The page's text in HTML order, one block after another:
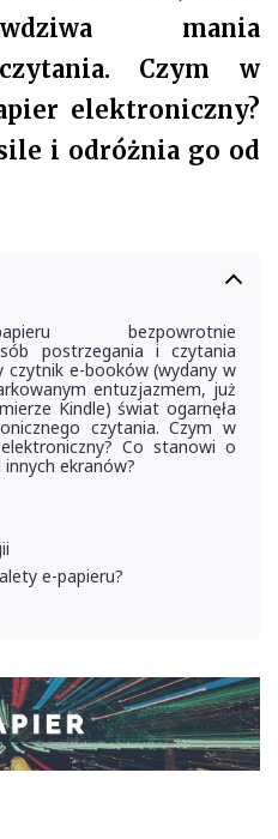
mania
Czym w
elektroniczny?
i odróżnia go od
bezpowrotnie
postrzegania i czytania
czytnik e-booków (wydany w
entuzjazmem, już
Kindle) świat ogarnęła
czytania. Czym w
Co stanowi o
ekranów?
e-papieru?